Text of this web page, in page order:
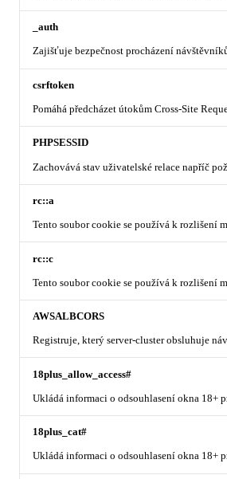
_auth
Zajišťuje bezpečnost procházení
csrftoken
Pomáhá předcházet útokům Cross-Site
PHPSESSID
Zachovává stav uživatelské relace napříč
rc::a
Tento soubor cookie se používá k rozlišení
rc::c
Tento soubor cookie se používá k rozlišení
AWSALBCORS
Registruje, který server-cluster obsluhuje
18plus_allow_access#
Ukládá informaci o odsouhlasení okna 18+
18plus_cat#
Ukládá informaci o odsouhlasení okna 18+